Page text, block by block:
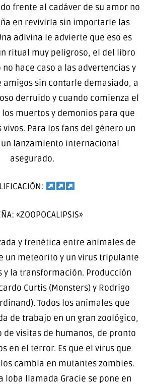
frente al cadáver de su amor no
en revivirla sin importarle las
adivina le advierte que eso es
ritual muy peligroso, el del libro
hace caso a las advertencias y
amigos sin contarle demasiado, a
derruido y cuando comienza el
muertos y demonios para que
Para los fans del género un
lanzamiento internacional
asegurado.
«ZOOPOCALIPSIS»
y frenética entre animales de
un meteorito y un virus tripulante
y la transformación. Producción
Curtis (Monsters) y Rodrigo
Todos los animales que
de trabajo en un gran zoológico,
visitas de humanos, de pronto
en el terror. Es que el virus que
cambia en mutantes zombies.
loba llamada Gracie se pone en